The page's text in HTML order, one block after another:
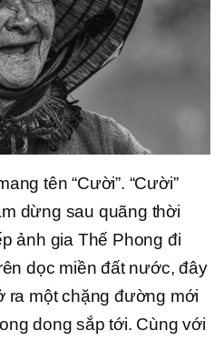
tên “Cười”. “Cười”
dừng sau quãng thời
ảnh gia Thế Phong đi
dọc miền đất nước, đây
ra một chặng đường mới
dong sắp tới. Cùng với